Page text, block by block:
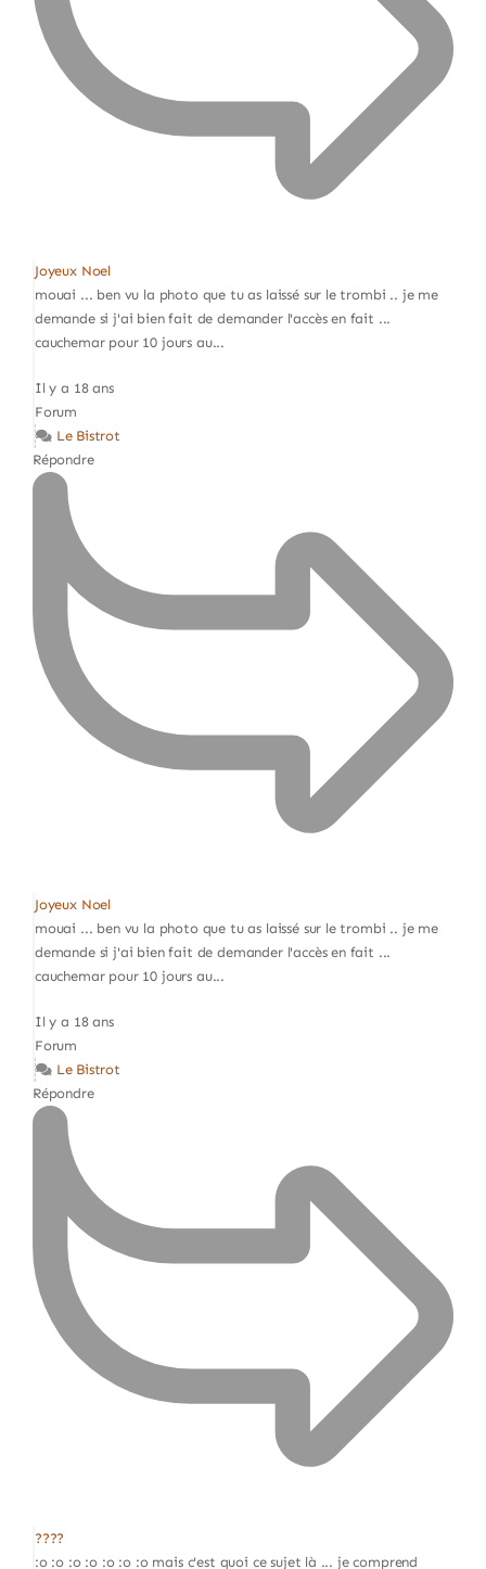
Joyeux Noel
mouai ... ben vu la photo que tu as laissé sur le trombi .. je me
demande si j'ai bien fait de demander l'accès en fait ...
cauchemar pour 10 jours au...
Il y a 18 ans
Forum
Le Bistrot
Répondre
Joyeux Noel
mouai ... ben vu la photo que tu as laissé sur le trombi .. je me
demande si j'ai bien fait de demander l'accès en fait ...
cauchemar pour 10 jours au...
Il y a 18 ans
Forum
Le Bistrot
Répondre
????
:o :o :o :o :o :o :o mais c'est quoi ce sujet là ... je comprend